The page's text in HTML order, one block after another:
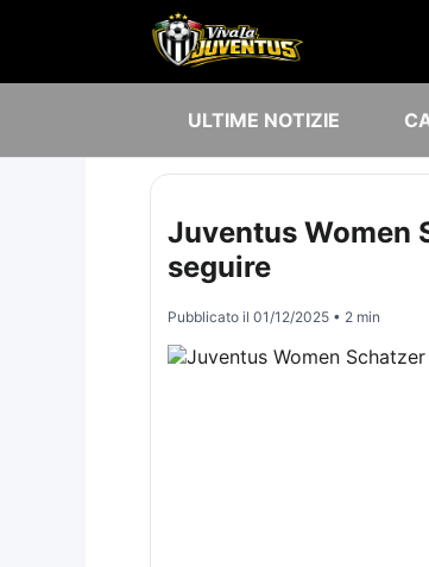
ULTIME NOTIZIE
Juventus Women
seguire
Pubblicato il 01/12/2025• 2 min